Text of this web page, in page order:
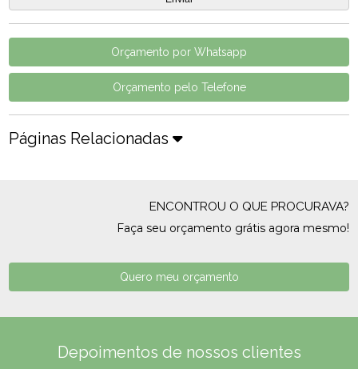
Orçamento por Whatsapp
Orçamento pelo Telefone
Páginas Relacionadas
ENCONTROU O QUE PROCURAVA?
Faça seu orçamento grátis agora mesmo!
Quero meu orçamento
Depoimentos de nossos clientes